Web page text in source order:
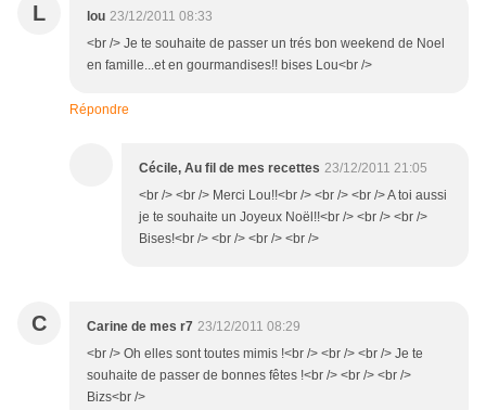
L lou 23/12/2011 08:33
<br /> Je te souhaite de passer un trés bon weekend de Noel
en famille...et en gourmandises!! bises Lou<br />
Répondre
Cécile, Au fil de mes recettes 23/12/2011 21:05
<br /> <br /> Merci Lou!!<br /> <br /> <br /> A toi aussi
je te souhaite un Joyeux Noël!!<br /> <br /> <br />
Bises!<br /> <br /> <br /> <br />
C Carine de mes r7 23/12/2011 08:29
<br /> Oh elles sont toutes mimis !<br /> <br /> <br /> Je te
souhaite de passer de bonnes fêtes !<br /> <br /> <br />
Bizs<br />